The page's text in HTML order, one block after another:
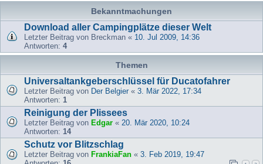
Bekanntmachungen
Download aller Campingplätze dieser Welt
Letzter Beitrag von Breckman « 10. Jul 2009, 14:36
Antworten: 4
Themen
Universaltankgeberschlüssel für Ducatofahrer
Letzter Beitrag von Der Belgier « 3. Mär 2022, 17:34
Antworten: 1
Reinigung der Plissees
Letzter Beitrag von Edgar « 20. Mär 2020, 10:24
Antworten: 14
Schutz vor Blitzschlag
Letzter Beitrag von FrankiaFan « 3. Feb 2019, 19:47